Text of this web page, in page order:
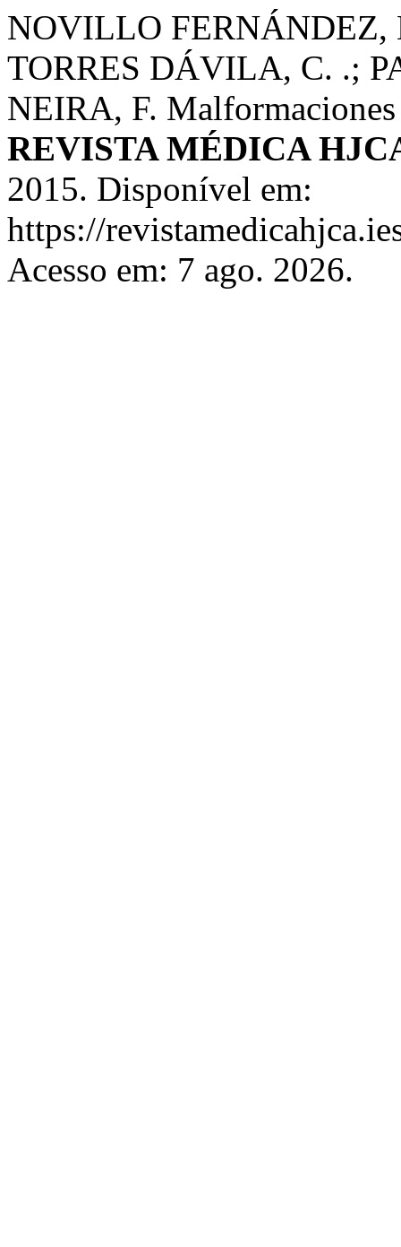
NOVILLO FERNÁNDEZ,
TORRES DÁVILA, C. .;
NEIRA, F.
REVISTA MÉDICA
2015. Disponível em:
https://
Acesso em: 7 ago. 2026.